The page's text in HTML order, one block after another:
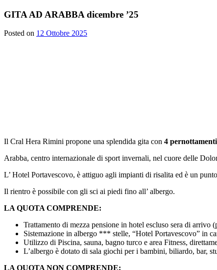
GITA AD ARABBA dicembre ’25
Posted on 12 Ottobre 2025
Il Cral Hera Rimini propone una splendida gita con 4 pernottamenti
Arabba, centro internazionale di sport invernali, nel cuore delle
L’ Hotel Portavescovo, è attiguo agli impianti di risalita ed è un
Il rientro è possibile con gli sci ai piedi fino all’ albergo.
LA QUOTA COMPRENDE:
Trattamento di mezza pensione in hotel escluso sera di
Sistemazione in albergo *** stelle, “Hotel Portavescovo” in
Utilizzo di Piscina, sauna, bagno turco e area Fitness,
L’albergo è dotato di sala giochi per i bambini, biliardo, bar,
LA QUOTA NON COMPRENDE: